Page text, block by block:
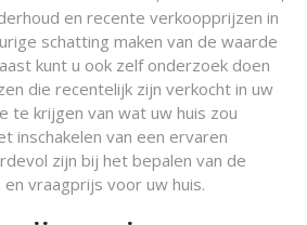
en recente verkoopprijzen in
schatting maken van de waarde
kunt u ook zelf onderzoek doen
die recentelijk zijn verkocht in uw
te krijgen van wat uw huis zou
inschakelen van een ervaren
zijn bij het bepalen van de
vraagprijs voor uw huis.